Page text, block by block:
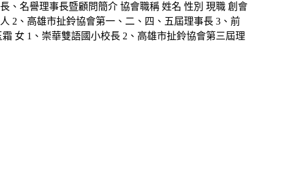
、名譽理事長暨顧問簡介 協會職稱 姓名 性別 現職 創會
2、高雄市扯鈴協會第一、二、四、五屆理事長 3、前
女 1、崇華雙語國小校長 2、高雄市扯鈴協會第三屆理